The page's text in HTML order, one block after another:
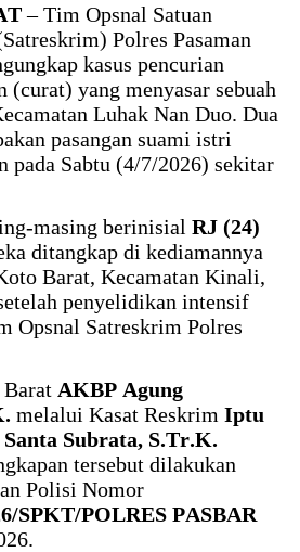
– Tim Opsnal Satuan
Polres Pasaman
kasus pencurian
(curat) yang menyasar sebuah
Luhak Nan Duo. Dua
pasangan suami istri
pada Sabtu (4/7/2026) sekitar
masing berinisial RJ (24)
ditangkap di kediamannya
Barat, Kecamatan Kinali,
penyelidikan intensif
Opsnal Satreskrim Polres
Barat AKBP Agung
melalui Kasat Reskrim Iptu
Subrata, S.Tr.K.
tersebut dilakukan
Polisi Nomor
SPKT/POLRES PASBAR